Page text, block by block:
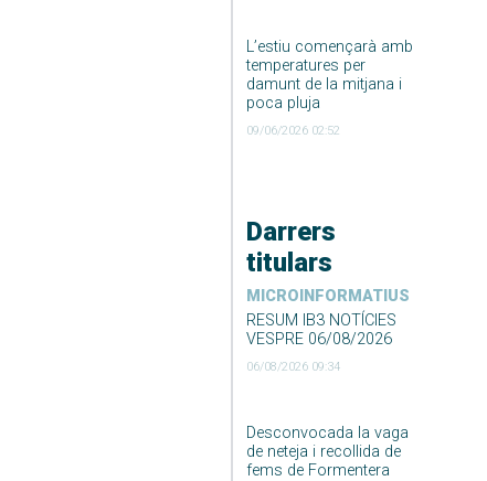
L’estiu començarà amb
temperatures per
damunt de la mitjana i
poca pluja
09/06/2026 02:52
Darrers
titulars
MICROINFORMATIUS
RESUM IB3 NOTÍCIES
VESPRE 06/08/2026
06/08/2026 09:34
Desconvocada la vaga
de neteja i recollida de
fems de Formentera